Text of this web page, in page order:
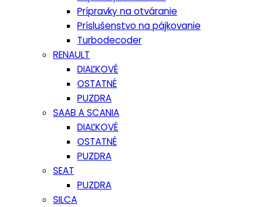
Prípravky na otváranie
Príslušenstvo na pájkovanie
Turbodecoder
RENAULT
DIAĽKOVÉ
OSTATNÉ
PUZDRA
SAAB A SCANIA
DIAĽKOVÉ
OSTATNÉ
PUZDRA
SEAT
PUZDRA
SILCA